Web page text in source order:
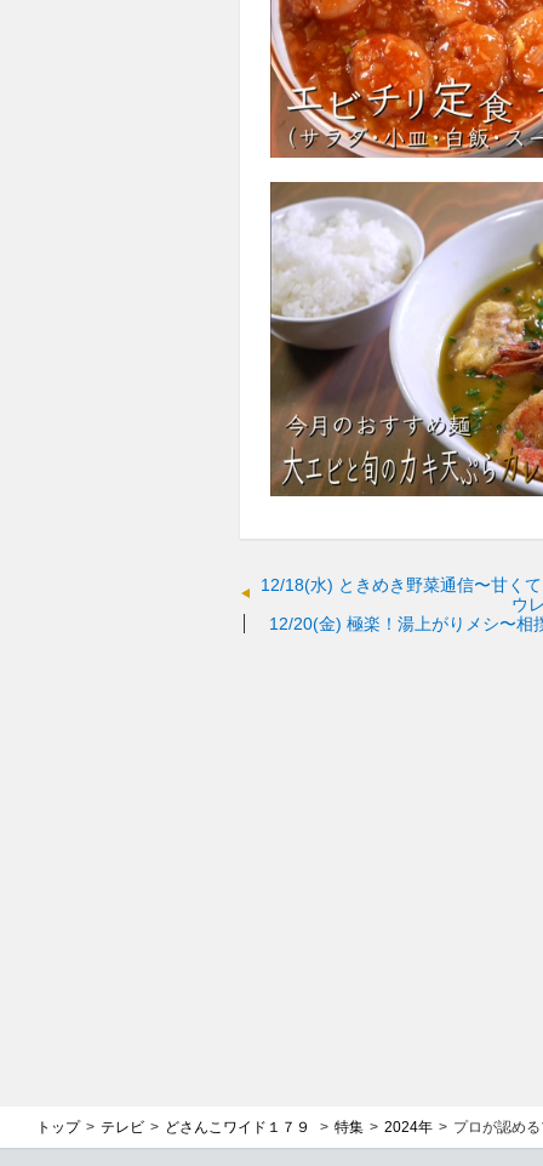
12/18(水) ときめき野菜通信〜甘く
ウ
12/20(金) 極楽！湯上がりメシ〜相
トップ テレビ どさんこワイド１７９ 特集 2024年 プロが認め